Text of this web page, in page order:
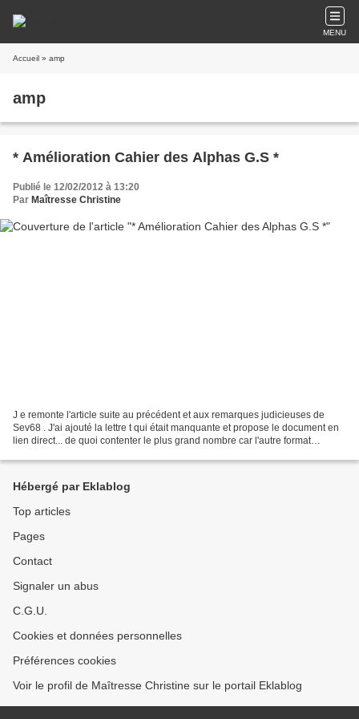
MENU
Accueil » amp
amp
* Amélioration Cahier des Alphas G.S *
Publié le 12/02/2012 à 13:20
Par Maîtresse Christine
J e remonte l'article suite au précédent et aux remarques judicieuses de
Sev68 . J'ai ajouté la lettre t qui était manquante et propose le document en
lien direct... de quoi contenter le plus grand nombre car l'autre format
Hébergé par Eklablog
Top articles
Pages
Contact
Signaler un abus
C.G.U.
Cookies et données personnelles
Préférences cookies
Voir le profil de Maîtresse Christine sur le portail Eklablog